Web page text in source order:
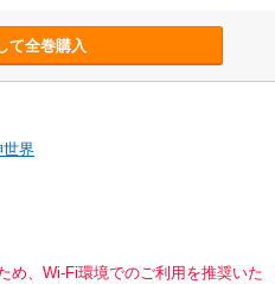
て全巻購入
界
め、Wi-Fi環境でのご利用を推奨いた